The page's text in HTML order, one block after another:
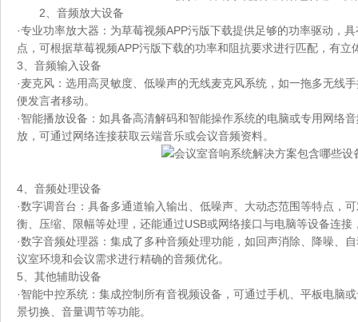
2、音频放大设备
·专业功率放大器：为草莓视频APP污版下载提供足够的功率驱动，
点，可根据草莓视频APP污版下载的功率和阻抗要求进行匹配，有
3、音频输入设备
·麦克风：选用高灵敏度、低噪声的无线麦克风系统，如一拖多无线
便发言者移动。
·智能播放设备：如具备高清解码和智能操作系统的电脑或专用网络
放，可通过网络连接获取云端音乐或会议音频资料。
4、音频处理设备
·数字调音台：具备多通道输入输出、低噪声、大动态范围等特点，
衡、压缩、限幅等处理，还能通过USB或网络接口与电脑等设备连接
·数字音频处理器：集成了多种音频处理功能，如回声消除、降噪、
议室环境和会议需求进行精确的音频优化。
5、其他辅助设备
·智能中控系统：集成控制所有音视频设备，可通过手机、平板电脑
景切换、音量调节等功能。